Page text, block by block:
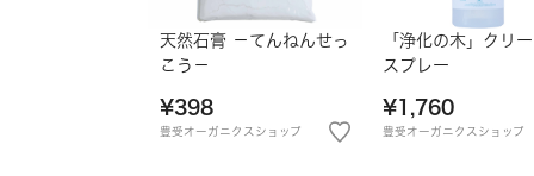
天然石膏 －てんねんせっ
こう－
¥398
豊受オーガニクスショップ
「浄化の木」クリ
スプレー
¥1,760
豊受オーガニクスショップ